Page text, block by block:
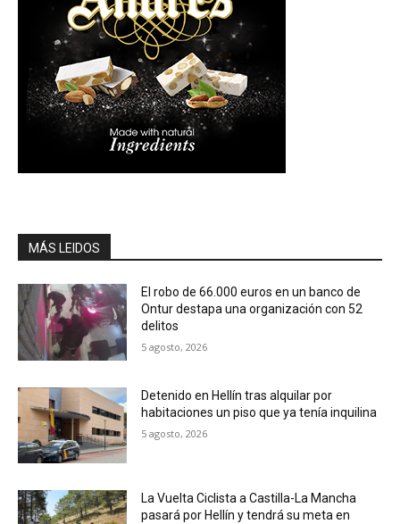
MÁS LEIDOS
El robo de 66.000 euros en un banco de
Ontur destapa una organización con 52
delitos
5 agosto, 2026
Detenido en Hellín tras alquilar por
habitaciones un piso que ya tenía inquilina
5 agosto, 2026
La Vuelta Ciclista a Castilla-La Mancha
pasará por Hellín y tendrá su meta en